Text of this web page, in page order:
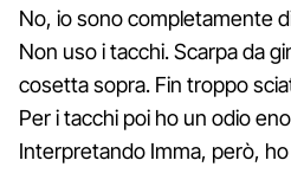
No, io sono completamente
Non uso i tacchi. Scarpa da
cosetta sopra. Fin troppo
Per i tacchi poi ho un odio
Interpretando Imma, però,